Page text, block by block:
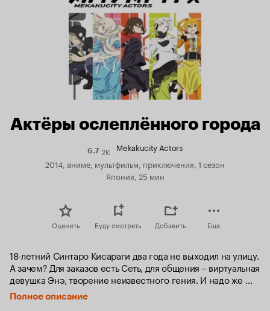
Актёры ослеплённого города
6.7Рейтинг
Кинопоиска
6.7
2K Mekakucity Actors
2014, аниме, мультфильм, приключения, 1 сезон
Япония, 25 мин
Оценить Буду смотреть Добавить Еще
18-летний Синтаро Кисараги два года не выходил на улицу.
А зачем? Для заказов есть Сеть, для общения – виртуальная
девушка Энэ, творение неизвестного гения. И надо же
было проклятой клавиатуре сломаться в разгар праздника
Обон, когда вся Япония почитает духов предков, и
Полное описание